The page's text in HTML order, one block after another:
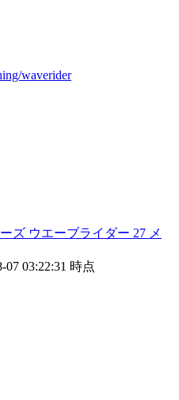
waverider
ズ ウエーブライダー 27 メ
07 03:22:31 時点